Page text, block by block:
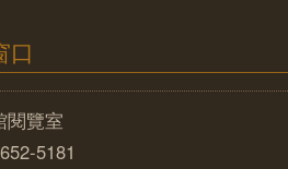
口
閱覽室
5181